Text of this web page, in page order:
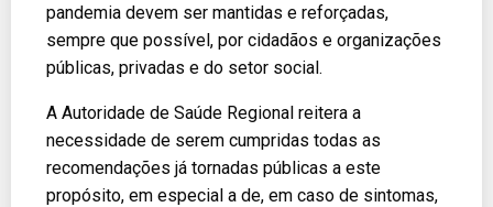
pandemia devem ser mantidas e reforçadas,
sempre que possível, por cidadãos e organizações
públicas, privadas e do setor social.
A Autoridade de Saúde Regional reitera a
necessidade de serem cumpridas todas as
recomendações já tornadas públicas a este
propósito, em especial a de, em caso de sintomas,